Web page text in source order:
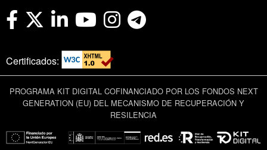
Certificados:
PROGRAMA KIT DIGITAL COFINANCIADO POR LOS FONDOS NEXT
GENERATION (EU) DEL MECANISMO DE RECUPERACIÓN Y
RESILENCIA